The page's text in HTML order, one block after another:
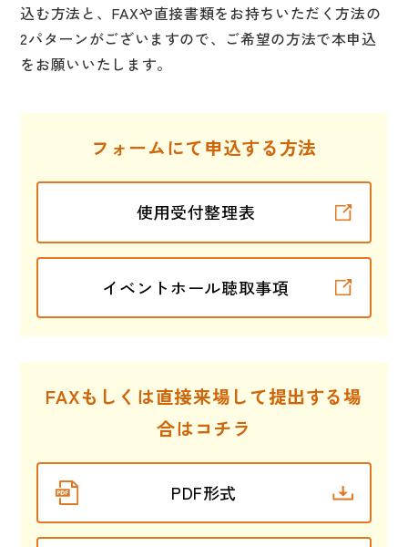
込む方法と、FAXや直接書類をお持ちいただく方法の
2パターンがございますので、ご希望の方法で本申込
をお願いいたします。
フォームにて申込する方法
使用受付整理表
イベントホール聴取事項
FAXもしくは直接来場して提出する場
合はコチラ
PDF形式